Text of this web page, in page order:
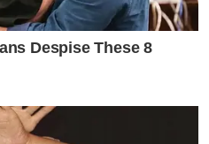
Despise These 8